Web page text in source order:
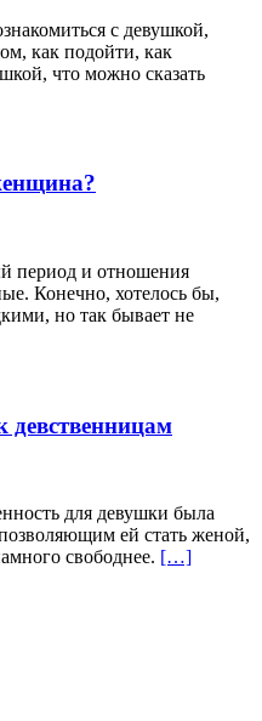
с девушкой,
как подойти, как
что можно сказать
период и отношения
Конечно, хотелось бы,
но так бывает не
для девушки была
ей стать женой,
свободнее. […]